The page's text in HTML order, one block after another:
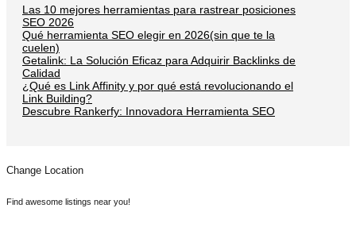
Las 10 mejores herramientas para rastrear posiciones
SEO 2026
Qué herramienta SEO elegir en 2026(sin que te la
cuelen)
Getalink: La Solución Eficaz para Adquirir Backlinks de
Calidad
¿Qué es Link Affinity y por qué está revolucionando el
Link Building?
Descubre Rankerfy: Innovadora Herramienta SEO
Change Location
Find awesome listings near you!